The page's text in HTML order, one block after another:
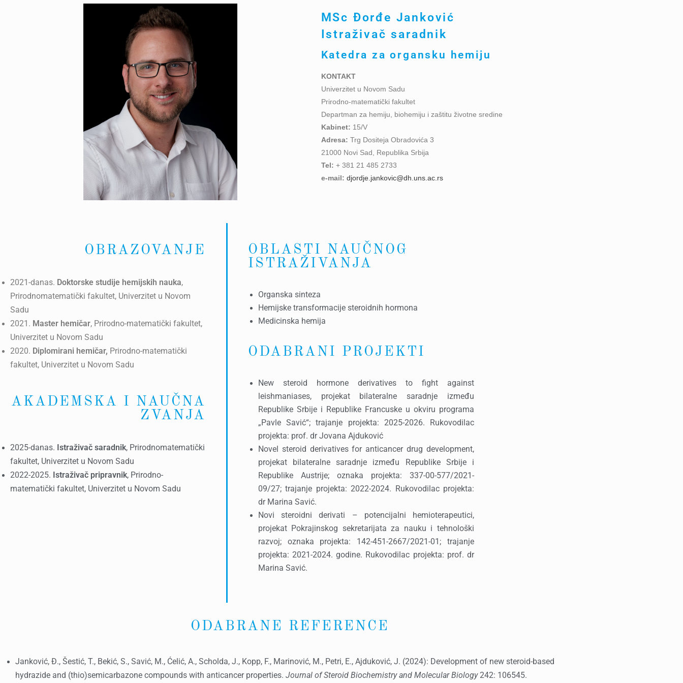
MSc Đorđe Janković
Istraživač saradnik
Katedra za organsku hemiju
KONTAKT
Univerzitet u Novom Sadu
Prirodno-matematički fakultet
Departman za hemiju, biohemiju i zaštitu životne sredine
Kabinet: 15/V
Adresa: Trg Dositeja Obradovića 3
21000 Novi Sad, Republika Srbija
Tel: + 381 21 485 2733
e-mail: djordje.jankovic@dh.uns.ac.rs
OBRAZOVANJE
2021-danas. Doktorske studije hemijskih nauka,
Prirodno­matematički fakultet, Univerzitet u Novom
Sadu
2021. Master hemičar, Prirodno-matematički fakultet,
Univerzitet u Novom Sadu
2020. Diplomirani hemičar, Prirodno-matematički
fakultet, Univerzitet u Novom Sadu
AKADEMSKA I NAUČNA
ZVANJA
2025-danas. Istraživač saradnik, Prirodno­matematički
fakultet, Univerzitet u Novom Sadu
2022-2025. Istraživač pripravnik, Prirodno­
matematički fakultet, Univerzitet u Novom Sadu
OBLASTI NAUČNOG
ISTRAŽIVANJA
Organska sinteza
Hemijske transformacije steroidnih hormona
Medicinska hemija
ODABRANI PROJEKTI
New steroid hormone derivatives to fight against
leishmaniases, projekat bilateralne saradnje između
Republike Srbije i Republike Francuske u okviru programa
„Pavle Savić“; trajanje projekta: 2025-2026. Rukovodilac
projekta: prof. dr Jovana Ajduković
Novel steroid derivatives for anticancer drug development,
projekat bilateralne saradnje između Republike Srbije i
Republike Austrije; oznaka projekta: 337-00-577/2021-
09/27; trajanje projekta: 2022-2024. Rukovodilac projekta:
dr Marina Savić.
Novi steroidni derivati – potencijalni hemioterapeutici,
projekat Pokrajinskog sekretarijata za nauku i tehnološki
razvoj; oznaka projekta: 142-451-2667/2021-01; trajanje
projekta: 2021-2024. godine. Rukovodilac projekta: prof. dr
Marina Savić.
ODABRANE REFERENCE
Janković, Đ., Šestić, T., Bekić, S., Savić, M., Ćelić, A., Scholda, J., Kopp, F., Marinović, M., Petri, E., Ajduković, J. (2024): Development of new steroid-based
hydrazide and (thio)semicarbazone compounds with anticancer properties. Journal of Steroid Biochemistry and Molecular Biology242: 106545.